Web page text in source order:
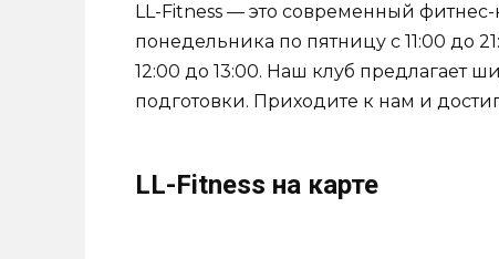
LL-Fitness — это современный
понедельника по пятницу с 11:00 до
12:00 до 13:00. Наш клуб предлагает
подготовки. Приходите к нам и
LL-Fitness на карте